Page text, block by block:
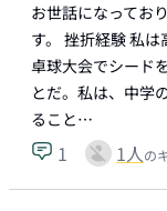
お世話になってお
す。 挫折経験 私
卓球大会でシード
とだ。私は、中学
ること…
1 1人の